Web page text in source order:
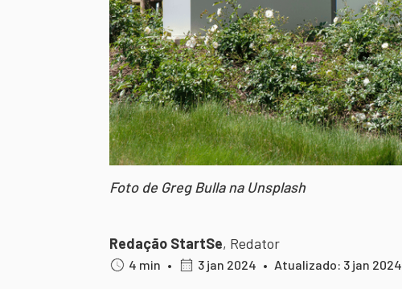
Foto de Greg Bulla na Unsplash
Redação StartSe, Redator
4 min • 3 jan 2024 • Atualizado: 3 jan 2024